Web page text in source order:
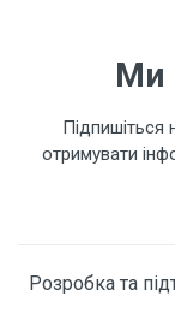
Ми
отримувати
Розробка та